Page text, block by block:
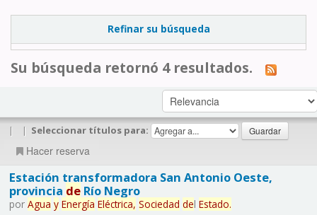
Refinar su búsqueda
Su búsqueda retornó 4 resultados.
| | Seleccionar títulos para:
Hacer reserva
Estación transformadora San Antonio Oeste,
provincia deRío Negro
por Agua y Energía Eléctrica, Sociedad del Estado.